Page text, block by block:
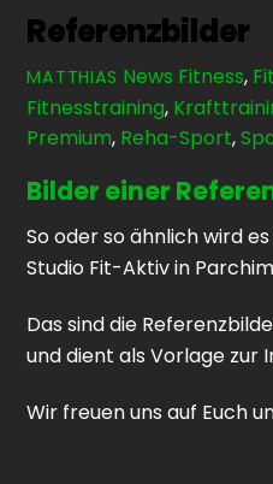
Referenzbilder
MATTHIAS News Fitness,
Fitnesstraining,
Premium, Reha-Sport,
Bilder einer
So oder so ähnlich wird
Studio Fit-Aktiv in
Das sind die
und dient als Vorlage zur
Wir freuen uns auf Euch